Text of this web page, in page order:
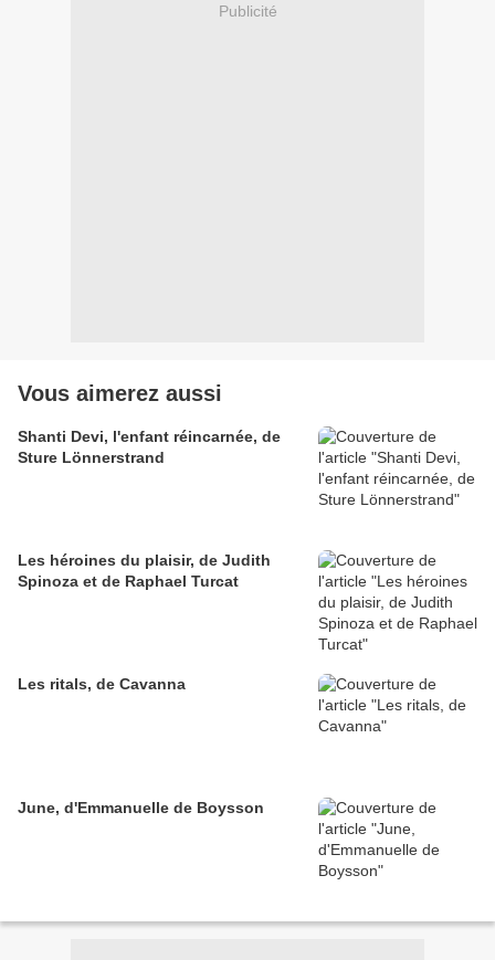
Publicité
Vous aimerez aussi
Shanti Devi, l'enfant réincarnée, de
Sture Lönnerstrand
Les héroines du plaisir, de Judith
Spinoza et de Raphael Turcat
Les ritals, de Cavanna
June, d'Emmanuelle de Boysson